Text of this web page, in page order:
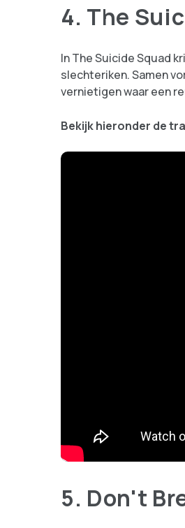
4. The
In The Suicide Squad
slechteriken. Samen
vernietigen waar een
Bekijk hieronder de
5. Don't